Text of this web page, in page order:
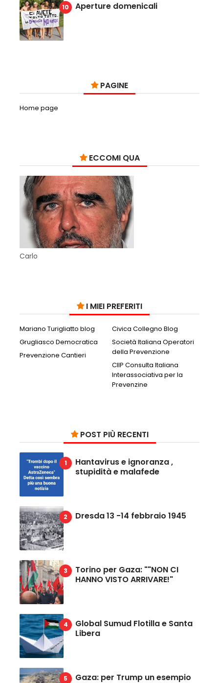
Aperture domenicali
PAGINE
Home page
ECCOMI QUA
Carlo
I MIEI PREFERITI
Mariano Turigliatto blog
Civica Collegno Blog
Grugliasco Democratica
Società Italiana Operatori
della Prevenzione
Prevenzione Cantieri
CIIP Consulta Italiana
Interassociativa per la
Prevenzine
POST PIÙ RECENTI
Hantavirus e ignoranza ,
stupidità e malafede
Dresda 13 -14 febbraio 1945
Torino per Gaza: ""NON CI
HANNO VISTO ARRIVARE!"
Global Sumud Flotilla e Santa
Libera
Gaza: per Trump un esempio